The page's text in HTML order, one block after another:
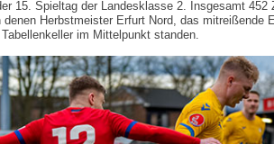
15. Spieltag der Landesklasse 2. Insgesamt 452
Herbstmeister Erfurt Nord, das mitreißende
im Mittelpunkt standen.